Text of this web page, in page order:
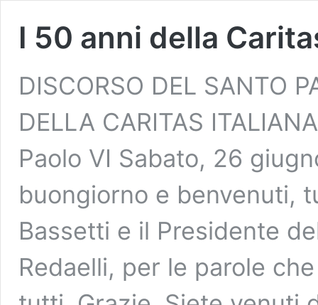
I 50 anni della
DISCORSO DEL SANTO
DELLA CARITAS
Paolo VI Sabato, 26
buongiorno e benvenuti,
Bassetti e il Presidente
Redaelli, per le parole